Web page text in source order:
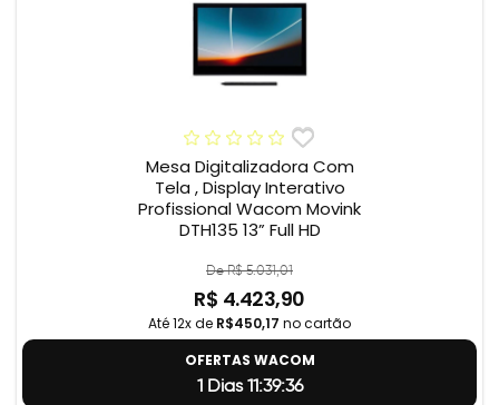
Mesa Digitalizadora Com
Tela , Display Interativo
Profissional Wacom Movink
DTH135 13” Full HD
De R$ 5.031,01
R$ 4.423,90
Até 12x de R$450,17 no cartão
OFERTAS WACOM
1 Dias 11:39:35